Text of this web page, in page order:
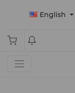
English